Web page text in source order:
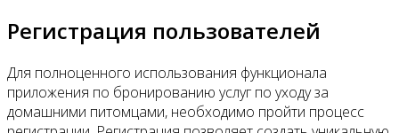
Регистрация пользователей
Для полноценного использования функционала
приложения по бронированию услуг по уходу за
домашними питомцами, необходимо пройти процесс